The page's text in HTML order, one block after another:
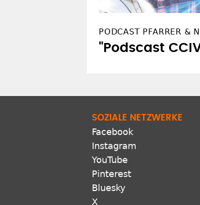
"Podscast CCIV"
SOZIALE NETZWERKE